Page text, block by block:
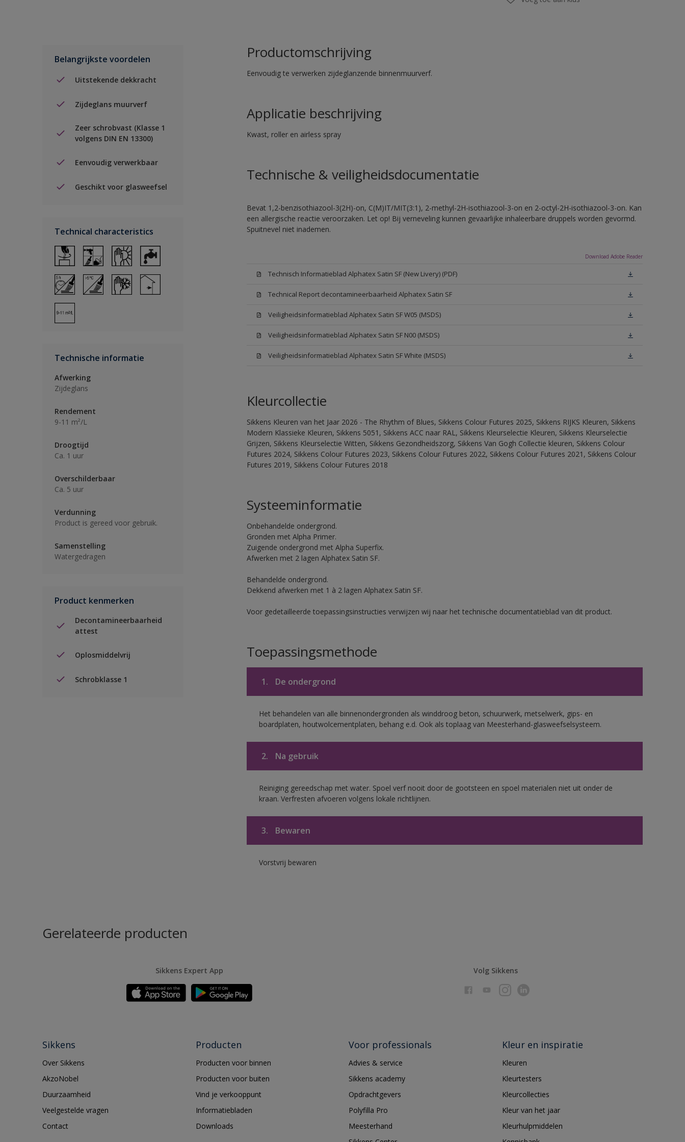
Belangrijkste voordelen
Uitstekende dekkracht
Zijdeglans muurverf
Zeer schrobvast (Klasse 1
volgens DIN EN 13300)
Eenvoudig verwerkbaar
Geschikt voor glasweefsel
Technical characteristics
Technische informatie
Afwerking
Zijdeglans
Rendement
9-11 m²/L
Droogtijd
Ca. 1 uur
Overschilderbaar
Ca. 5 uur
Verdunning
Product is gereed voor gebruik.
Samenstelling
Watergedragen
Product kenmerken
Decontamineerbaarheid
attest
Oplosmiddelvrij
Schrobklasse 1
Productomschrijving
Eenvoudig te verwerken zijdeglanzende binnenmuurverf.
Applicatie beschrijving
Kwast, roller en airless spray
Technische & veiligheidsdocumentatie
Bevat 1,2-benzisothiazool-3(2H)-on, C(M)IT/MIT(3:1), 2-methyl-2H-isothiazool-3-on en 2-octyl-2H-isothiazool-3-on. Kan
een allergische reactie veroorzaken. Let op! Bij verneveling kunnen gevaarlijke inhaleerbare druppels worden gevormd.
Spuitnevel niet inademen.
Download Adobe Reader
Technisch Informatieblad Alphatex Satin SF (New Livery) (PDF)
Technical Report decontamineerbaarheid Alphatex Satin SF
Veiligheidsinformatieblad Alphatex Satin SF W05 (MSDS)
Veiligheidsinformatieblad Alphatex Satin SF N00 (MSDS)
Veiligheidsinformatieblad Alphatex Satin SF White (MSDS)
Kleurcollectie
Sikkens Kleuren van het Jaar 2026 - The Rhythm of Blues, Sikkens Colour Futures 2025, Sikkens RIJKS Kleuren, Sikkens
Modern Klassieke Kleuren, Sikkens 5051, Sikkens ACC naar RAL, Sikkens Kleurselectie Kleuren, Sikkens Kleurselectie
Grijzen, Sikkens Kleurselectie Witten, Sikkens Gezondheidszorg, Sikkens Van Gogh Collectie kleuren, Sikkens Colour
Futures 2024, Sikkens Colour Futures 2023, Sikkens Colour Futures 2022, Sikkens Colour Futures 2021, Sikkens Colour
Futures 2019, Sikkens Colour Futures 2018
Systeeminformatie
Onbehandelde ondergrond.
Gronden met Alpha Primer.
Zuigende ondergrond met Alpha Superfix.
Afwerken met 2 lagen Alphatex Satin SF.
Behandelde ondergrond.
Dekkend afwerken met 1 à 2 lagen Alphatex Satin SF.
Voor gedetailleerde toepassingsinstructies verwijzen wij naar het technische documentatieblad van dit product.
Toepassingsmethode
1. De ondergrond
Het behandelen van alle binnenondergronden als winddroog beton, schuurwerk, metselwerk, gips- en
boardplaten, houtwolcementplaten, behang e.d. Ook als toplaag van Meesterhand-glasweefselsysteem.
2. Na gebruik
Reiniging gereedschap met water. Spoel verf nooit door de gootsteen en spoel materialen niet uit onder de
kraan. Verfresten afvoeren volgens lokale richtlijnen.
3. Bewaren
Vorstvrij bewaren
Gerelateerde producten
Sikkens Expert App Volg Sikkens
Sikkens
Over Sikkens
AkzoNobel
Duurzaamheid
Veelgestelde vragen
Contact
Producten
Producten voor binnen
Producten voor buiten
Vind je verkooppunt
Informatiebladen
Downloads
Voor professionals
Advies & service
Sikkens academy
Opdrachtgevers
Polyfilla Pro
Meesterhand
Kleur en inspiratie
Kleuren
Kleurtesters
Kleurcollecties
Kleur van het jaar
Kleurhulpmiddelen